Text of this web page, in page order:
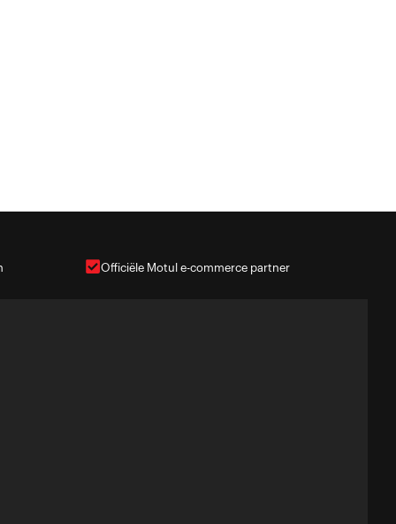
Officiële Motul e-commerce partner